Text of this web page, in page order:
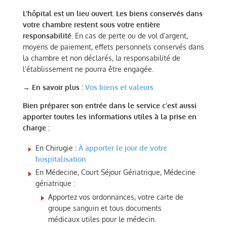
L’hôpital est un lieu ouvert. Les biens conservés dans
votre chambre restent sous votre entière
responsabilité. En cas de perte ou de vol d’argent,
moyens de paiement, effets personnels conservés dans
la chambre et non déclarés, la responsabilité de
l’établissement ne pourra être engagée.
→ En savoir plus : Vos biens et valeurs
Bien préparer son entrée dans le service c’est aussi
apporter toutes les informations utiles à la prise en
charge :
En Chirugie : À apporter le jour de votre
hospitalisation
En Médecine, Court Séjour Gériatrique, Médecine
gériatrique :
Apportez vos ordonnances, votre carte de
groupe sanguin et tous documents
médicaux utiles pour le médecin.